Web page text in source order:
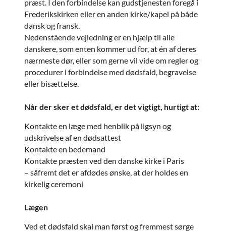
præst. I den forbindelse kan gudstjenesten foregå i
Frederikskirken eller en anden kirke/kapel på både
dansk og fransk.
Nedenstående vejledning er en hjælp til alle
danskere, som enten kommer ud for, at én af deres
nærmeste dør, eller som gerne vil vide om regler og
procedurer i forbindelse med dødsfald, begravelse
eller bisættelse.
Når der sker et dødsfald, er det vigtigt, hurtigt at:
Kontakte en læge med henblik på ligsyn og
udskrivelse af en dødsattest​
Kontakte en bedemand
Kontakte præsten ved den danske kirke i Paris
– såfremt det er afdødes ønske, at der holdes en
kirkelig ceremoni
Lægen
Ved et dødsfald skal man først og fremmest sørge